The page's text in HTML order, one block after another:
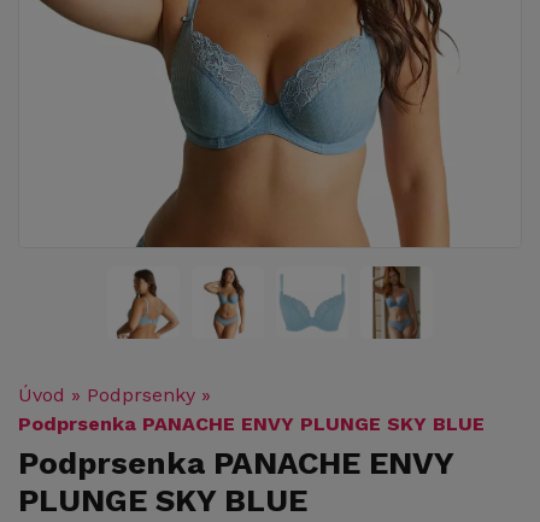
Úvod » Podprsenky »
Podprsenka PANACHE ENVY PLUNGE SKY BLUE
Podprsenka PANACHE ENVY
PLUNGE SKY BLUE